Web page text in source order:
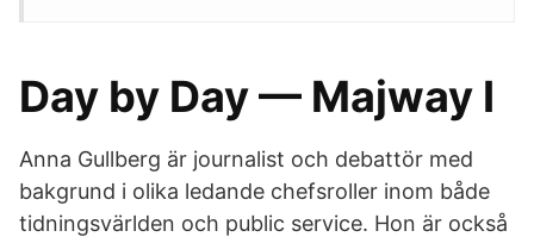
Day by Day — Majway I
Anna Gullberg är journalist och debattör med
bakgrund i olika ledande chefsroller inom både
tidningsvärlden och public service. Hon är också